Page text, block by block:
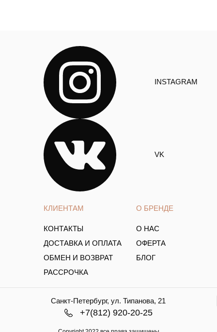
КЛИЕНТАМ
КОНТАКТЫ
ДОСТАВКА И ОПЛАТА
ОБМЕН И ВОЗВРАТ
РАССРОЧКА
О БРЕНДЕ
О НАС
ОФЕРТА
БЛОГ
INSTAGRAM
VK
Санкт-Петербург, ул. Типанова, 21
+7(812) 920-20-25